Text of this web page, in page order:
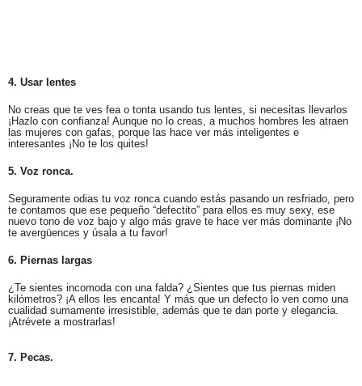
4. Usar lentes
No creas que te ves fea o tonta usando tus lentes, si necesitas llevarlos
¡Hazlo con confianza! Aunque no lo creas, a muchos hombres les atraen
las mujeres con gafas, porque las hace ver más inteligentes e
interesantes ¡No te los quites!
5. Voz ronca.
Seguramente odias tu voz ronca cuando estás pasando un resfriado, pero
te contamos que ese pequeño “defectito” para ellos es muy sexy, ese
nuevo tono de voz bajo y algo más grave te hace ver más dominante ¡No
te avergüences y úsala a tu favor!
6. Piernas largas
¿Te sientes incomoda con una falda? ¿Sientes que tus piernas miden
kilómetros? ¡A ellos les encanta! Y más que un defecto lo ven como una
cualidad sumamente irresistible, además que te dan porte y elegancia.
¡Atrévete a mostrarlas!
7. Pecas.